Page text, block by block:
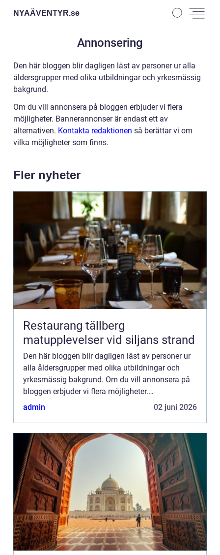
NYAÄVENTYR.se
Annonsering
Den här bloggen blir dagligen läst av personer ur alla
åldersgrupper med olika utbildningar och yrkesmässig
bakgrund.
Om du vill annonsera på bloggen erbjuder vi flera
möjligheter. Bannerannonser är endast ett av
alternativen. Kontakta redaktionen så berättar vi om
vilka möjligheter som finns.
Fler nyheter
Restaurang tällberg
matupplevelser vid siljans strand
Den här bloggen blir dagligen läst av personer ur
alla åldersgrupper med olika utbildningar och
yrkesmässig bakgrund. Om du vill annonsera på
bloggen erbjuder vi flera möjligheter.
Bannerannonser är endast ett av alternativen.
admin 02 juni 2026